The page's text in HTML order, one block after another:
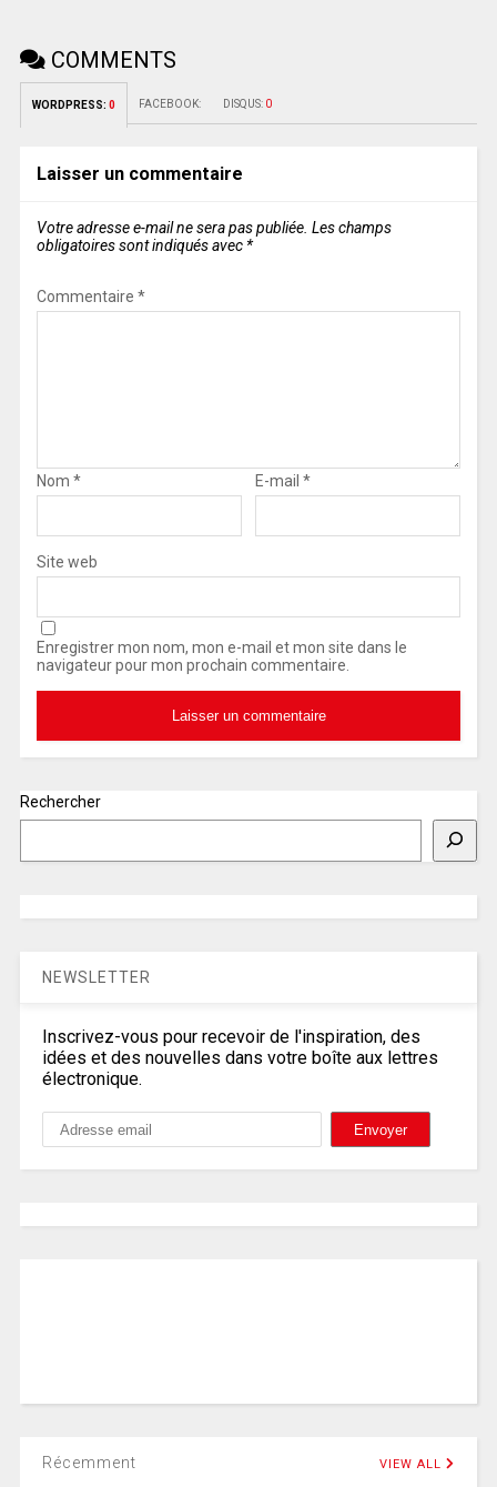
COMMENTS
WORDPRESS: 0 FACEBOOK: DISQUS: 0
Laisser un commentaire
Votre adresse e-mail ne sera pas publiée. Les champs
obligatoires sont indiqués avec *
Commentaire *
Nom * E-mail *
Site web
Enregistrer mon nom, mon e-mail et mon site dans le
navigateur pour mon prochain commentaire.
Rechercher
NEWSLETTER
Inscrivez-vous pour recevoir de l'inspiration, des
idées et des nouvelles dans votre boîte aux lettres
électronique.
Récemment VIEW ALL